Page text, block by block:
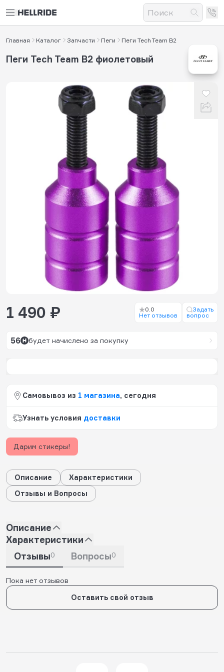
Главная Каталог Запчасти Пеги Пеги Tech Team B2
Пеги Tech Team B2 фиолетовый
1 490 ₽
0.0
Нет отзывов
Задать
вопрос
56 будет начислено за покупку
Самовывоз из 1 магазина, сегодня
Узнать условия доставки
Дарим стикеры!
Описание
Характеристики
Отзывы и Вопросы
Описание
Характеристики
Отзывы0 Вопросы0
Пока нет отзывов
Оставить свой отзыв